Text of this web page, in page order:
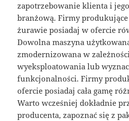
zapotrzebowanie klienta i
branżową. Firmy
żurawie posiadaj w ofercie
Dowolna maszyna
zmodernizowana w
wyeksploatowania lub
funkcjonalności. Firmy
ofercie posiadaj cała gamę
Warto wcześniej dokładnie
producenta, zapoznać się z